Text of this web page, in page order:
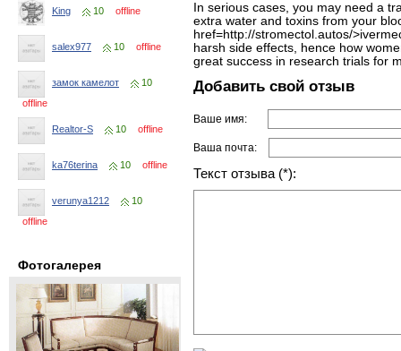
King 10 offline
salex977 10 offline
замок камелот
10
offline
Realtor-S 10 offline
ka76terina 10 offline
verunya1212
10
offline
Фотогалерея
In serious cases, you may need a
extra water and toxins from your
href=http://stromectol.autos/
harsh side effects, hence how
great success in research trials for
Добавить свой отзыв
Ваше имя:
Ваша почта:
Текст отзыва (*):